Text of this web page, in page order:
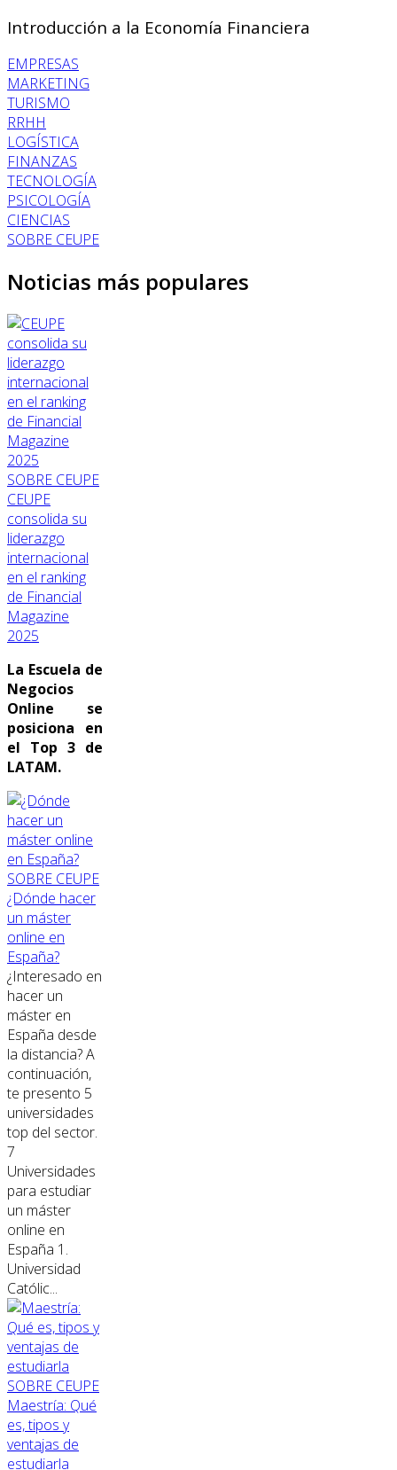
Introducción a la Economía Financiera
EMPRESAS
MARKETING
TURISMO
RRHH
LOGÍSTICA
FINANZAS
TECNOLOGÍA
PSICOLOGÍA
CIENCIAS
SOBRE CEUPE
Noticias más populares
SOBRE CEUPE
CEUPE
consolida su
liderazgo
internacional
en el ranking
de Financial
Magazine
2025
La Escuela de
Negocios
Online se
posiciona en
el Top 3 de
LATAM.
SOBRE CEUPE
¿Dónde hacer
un máster
online en
España?
¿Interesado en
hacer un
máster en
España desde
la distancia? A
continuación,
te presento 5
universidades
top del sector.
7
Universidades
para estudiar
un máster
online en
España 1.
Universidad
Católic...
SOBRE CEUPE
Maestría: Qué
es, tipos y
ventajas de
estudiarla